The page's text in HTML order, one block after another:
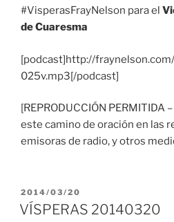
#VisperasFrayNelson para el
de Cuaresma
[podcast]http://
025v.mp3[/podcast]
[REPRODUCCIÓN PERMITIDA
este camino de oración en las
emisoras de radio, y otros
PUBLICADO
EL
2014/03/20
VÍSPERAS 20140320